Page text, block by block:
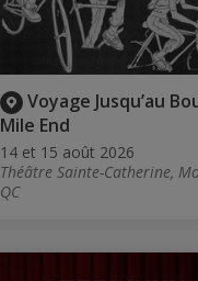
Voyage Jusqu’au
Mile End
14 et 15 août 2026
Théâtre Sainte-Catherine,
QC